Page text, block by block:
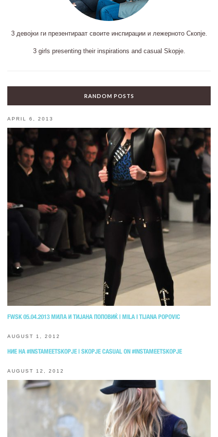
3 девојки ги презентираат своите инспирации и лежерното Скопје.
3 girls presenting their inspirations and casual Skopje.
RANDOM POSTS
APRIL 6, 2013
FWSK 05.04.2013 МИЛА И ТИЈАНА ПОПОВИЌ | MILA I TIJANA POPOVIC
AUGUST 1, 2012
НИЕ НА #INSTAMEETSKOPJE | SKOPJE CASUAL ON #INSTAMEETSKOPJE
AUGUST 12, 2012